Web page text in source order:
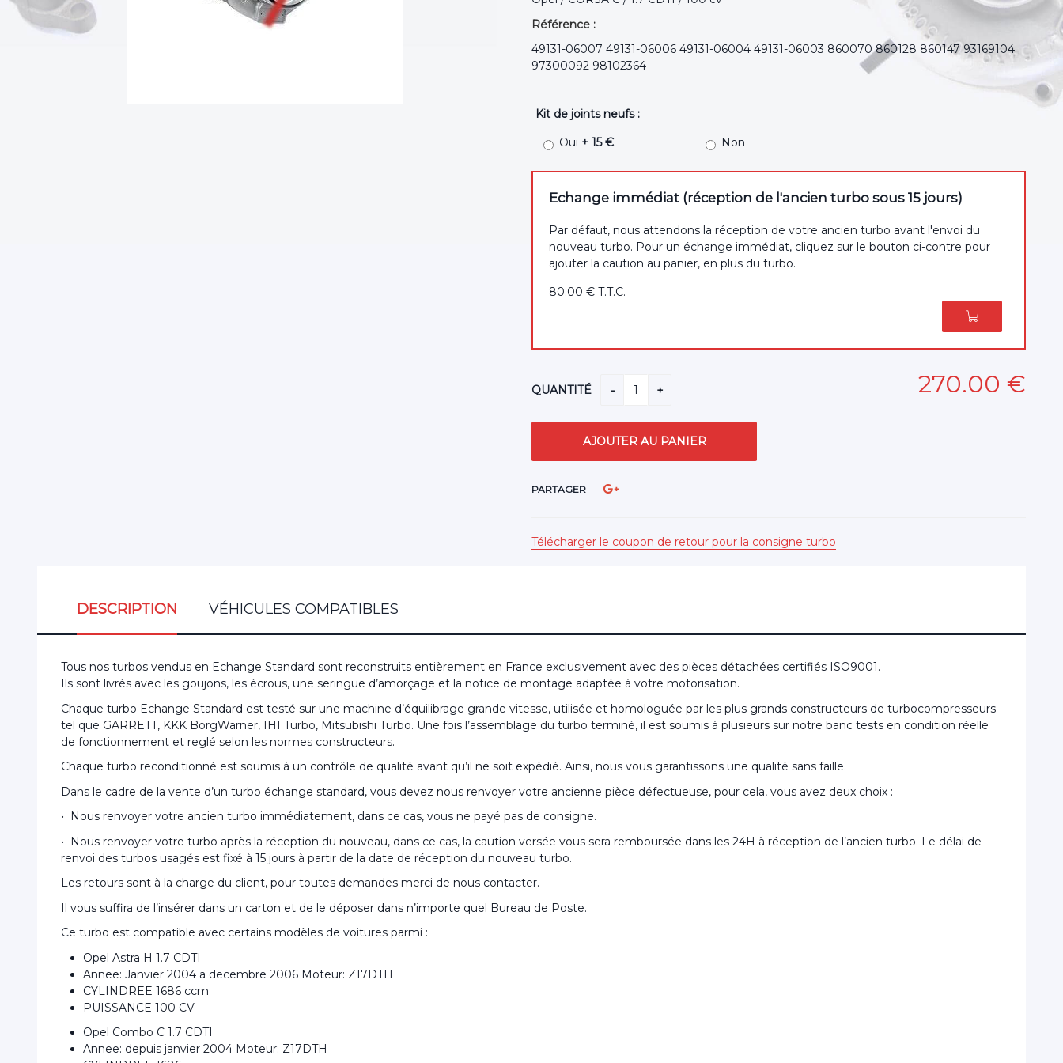
Référence :
49131-06007 49131-06006 49131-06004 49131-06003 860070 860128 860147 93169104
97300092 98102364
Kit de joints neufs :
Oui + 15 € Non
Echange immédiat (réception de l'ancien turbo sous 15 jours)
Par défaut, nous attendons la réception de votre ancien turbo avant l'envoi du
nouveau turbo. Pour un échange immédiat, cliquez sur le bouton ci-contre pour
ajouter la caution au panier, en plus du turbo.
80.00 € T.T.C.
270.00 €
QUANTITÉ
PARTAGER
Télécharger le coupon de retour pour la consigne turbo
DESCRIPTION VÉHICULES COMPATIBLES
Tous nos turbos vendus en Echange Standard sont reconstruits entièrement en France exclusivement avec des pièces détachées certifiés ISO9001.
Ils sont livrés avec les goujons, les écrous, une seringue d’amorçage et la notice de montage adaptée à votre motorisation.
Chaque turbo Echange Standard est testé sur une machine d’équilibrage grande vitesse, utilisée et homologuée par les plus grands constructeurs de turbocompresseurs
tel que GARRETT, KKK BorgWarner, IHI Turbo, Mitsubishi Turbo. Une fois l’assemblage du turbo terminé, il est soumis à plusieurs sur notre banc tests en condition réelle
de fonctionnement et reglé selon les normes constructeurs.
Chaque turbo reconditionné est soumis à un contrôle de qualité avant qu’il ne soit expédié. Ainsi, nous vous garantissons une qualité sans faille.
Dans le cadre de la vente d’un turbo échange standard, vous devez nous renvoyer votre ancienne pièce défectueuse, pour cela, vous avez deux choix :
• Nous renvoyer votre ancien turbo immédiatement, dans ce cas, vous ne payé pas de consigne.
• Nous renvoyer votre turbo après la réception du nouveau, dans ce cas, la caution versée vous sera remboursée dans les 24H à réception de l’ancien turbo. Le délai de
renvoi des turbos usagés est fixé à 15 jours à partir de la date de réception du nouveau turbo.
Les retours sont à la charge du client, pour toutes demandes merci de nous contacter.
Il vous suffira de l’insérer dans un carton et de le déposer dans n’importe quel Bureau de Poste.
Ce turbo est compatible avec certains modèles de voitures parmi :
Opel Astra H 1.7 CDTI
Annee: Janvier 2004 a decembre 2006 Moteur: Z17DTH
CYLINDREE 1686 ccm
PUISSANCE 100 CV
Opel Combo C 1.7 CDTI
Annee: depuis janvier 2004 Moteur: Z17DTH